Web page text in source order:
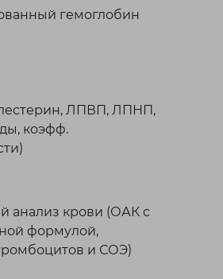
гемоглобин
ЛПВП, ЛПНП,
коэфф.
анализ крови (ОАК с
формулой,
и СОЭ)